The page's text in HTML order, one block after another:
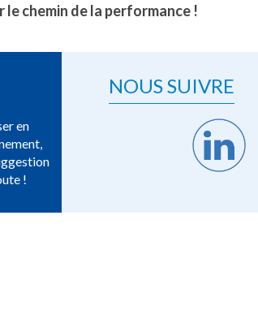
le chemin de la performance !
en
!
NOUS SUIVRE